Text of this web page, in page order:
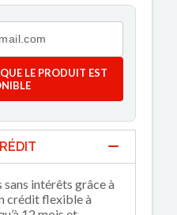
LE PRODUIT EST
sans intérêts grâce à
crédit flexible à